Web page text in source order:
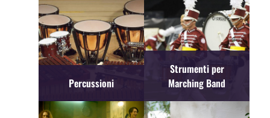
Percussioni
Strumenti per
Marching Band